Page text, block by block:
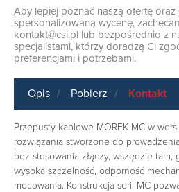
Aby lepiej poznać naszą ofertę oraz
spersonalizowaną wycenę,
kontakt@csi.pl lub bezpośrednio z
specjalistami, którzy doradzą Ci
preferencjami i potrzebami.
Opis Pobierz Kontakt
Przepusty kablowe MOREK MC w
rozwiązania stworzone do
bez stosowania złączy, wszędzie tam,
wysoka szczelność, odporność
mocowania. Konstrukcja serii MC